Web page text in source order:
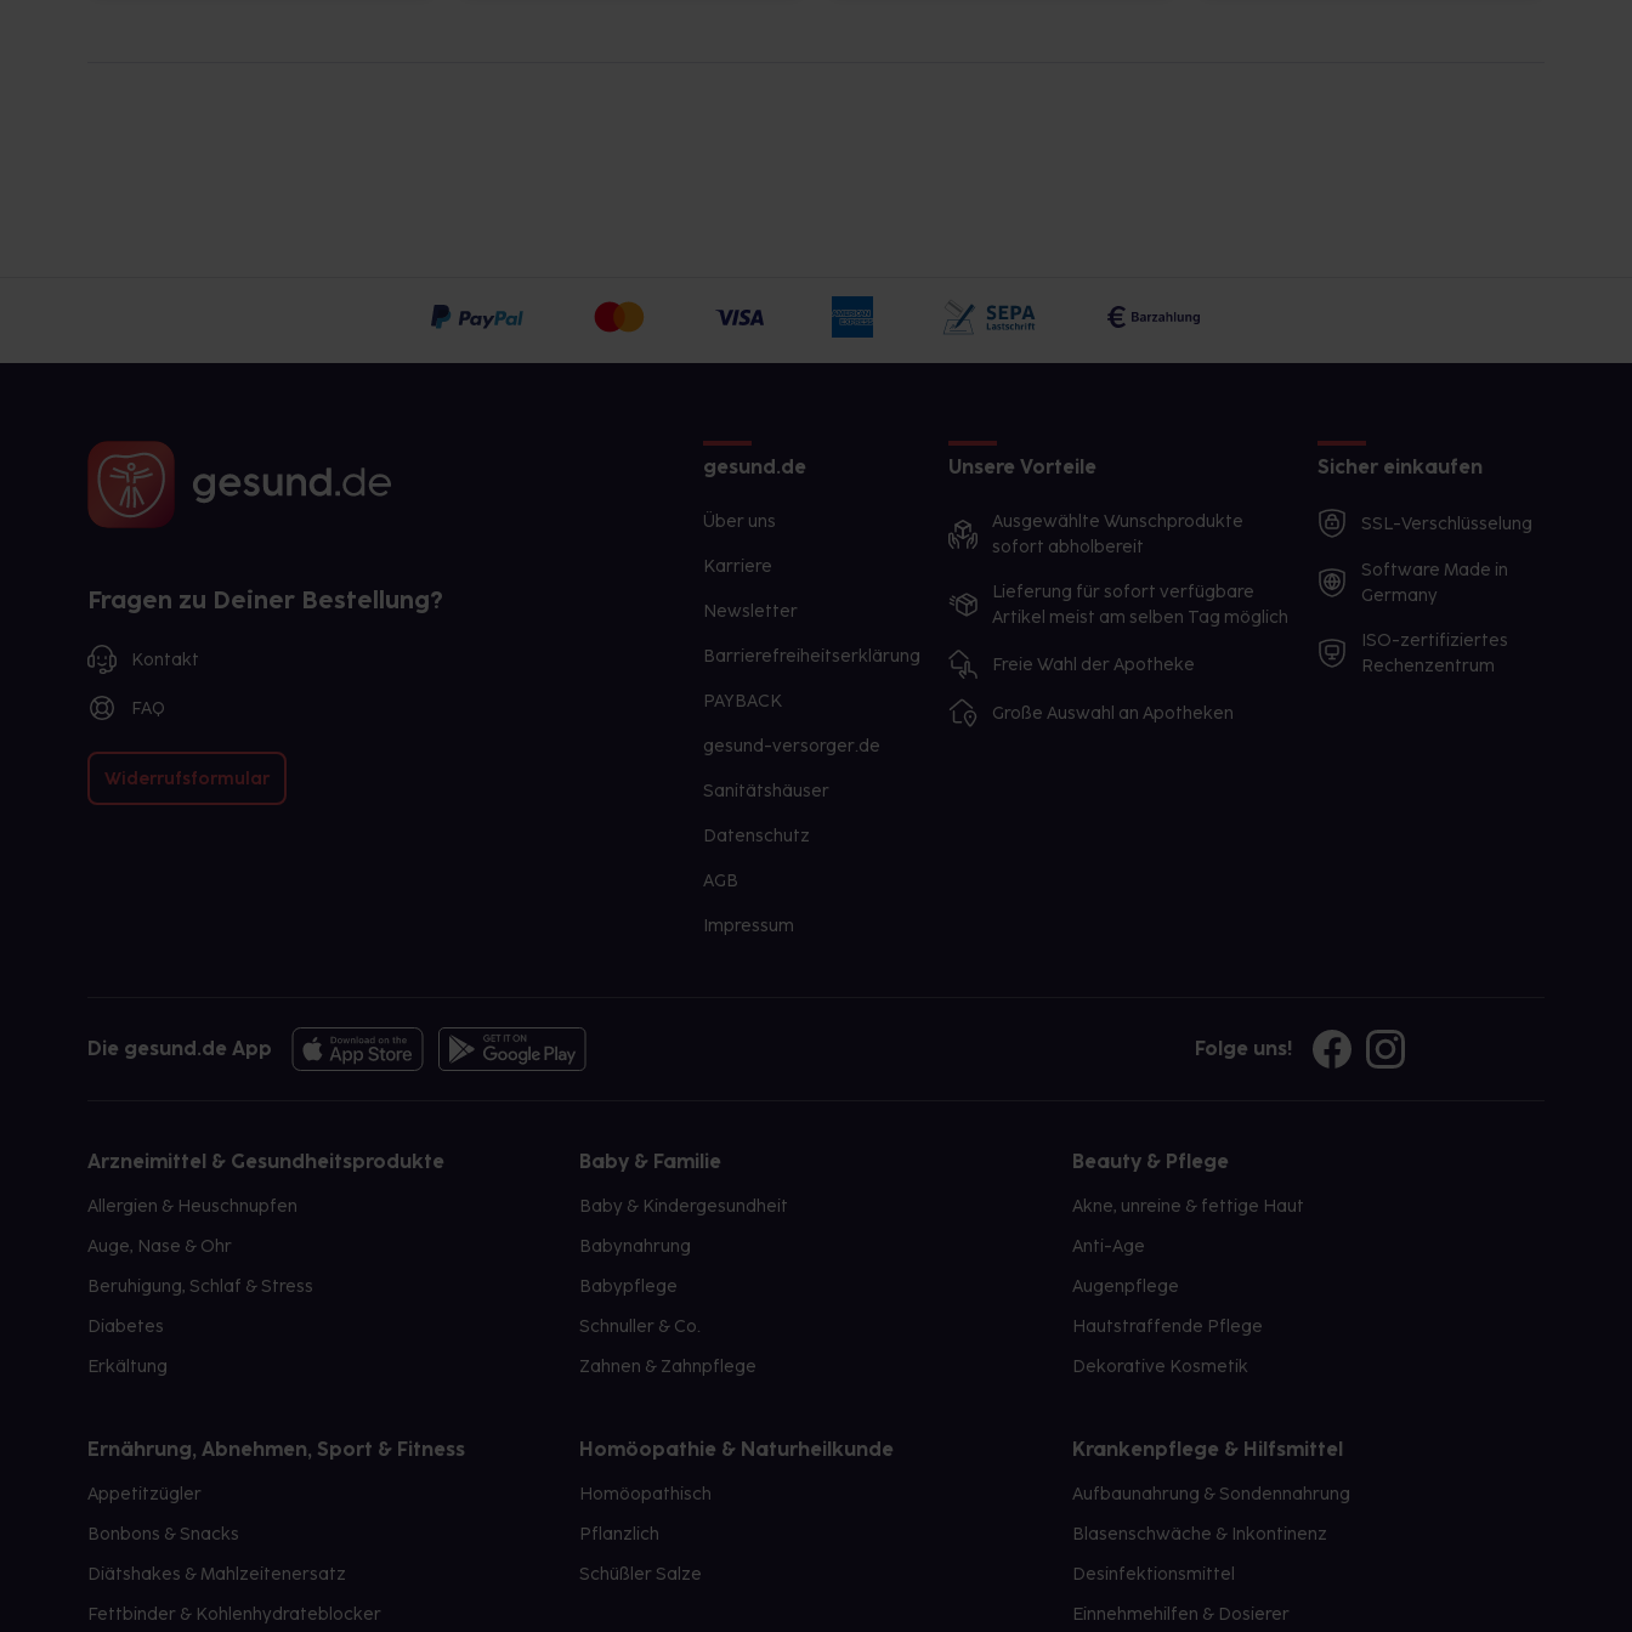
Fragen zu Deiner Bestellung?
Kontakt
FAQ
Widerrufsformular
gesund.de
Über uns
Karriere
Newsletter
Barrierefreiheitserklärung
PAYBACK
gesund-versorger.de
Sanitätshäuser
Datenschutz
AGB
Impressum
Unsere Vorteile
Ausgewählte Wunschprodukte
sofort abholbereit
Lieferung für sofort verfügbare
Artikel meist am selben Tag möglich
Freie Wahl der Apotheke
Große Auswahl an Apotheken
Sicher einkaufen
SSL-Verschlüsselung
Software Made in
Germany
ISO-zertifiziertes
Rechenzentrum
Die gesund.de App Folge uns!
Arzneimittel & Gesundheitsprodukte
Allergien & Heuschnupfen
Auge, Nase & Ohr
Beruhigung, Schlaf & Stress
Diabetes
Erkältung
Baby & Familie
Baby & Kindergesundheit
Babynahrung
Babypflege
Schnuller & Co.
Zahnen & Zahnpflege
Beauty & Pflege
Akne, unreine & fettige Haut
Anti-Age
Augenpflege
Hautstraffende Pflege
Dekorative Kosmetik
Ernährung, Abnehmen, Sport & Fitness
Appetitzügler
Bonbons & Snacks
Diätshakes & Mahlzeitenersatz
Fettbinder & Kohlenhydrateblocker
Homöopathie & Naturheilkunde
Homöopathisch
Pflanzlich
Schüßler Salze
Krankenpflege & Hilfsmittel
Aufbaunahrung & Sondennahrung
Blasenschwäche & Inkontinenz
Desinfektionsmittel
Einnehmehilfen & Dosierer